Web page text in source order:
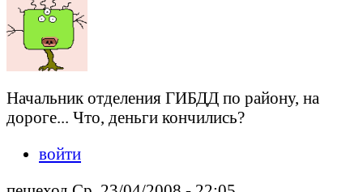
Начальник отделения ГИБДД по району, на
дороге... Что, деньги кончились?
войти